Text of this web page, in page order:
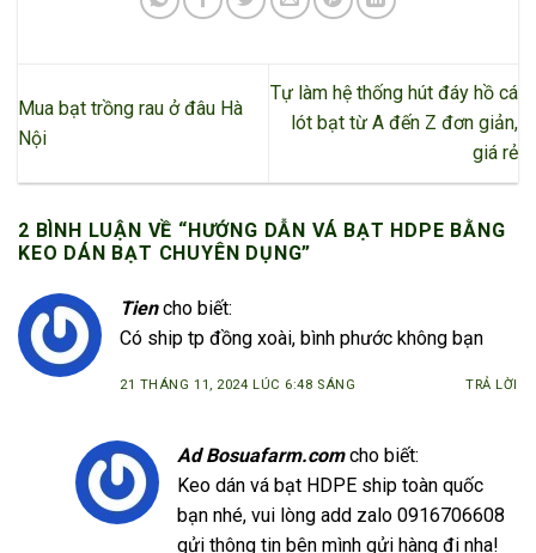
Mua bạt trồng rau ở đâu Hà
Nội
Tự làm hệ thống hút đáy hồ cá
lót bạt từ A đến Z đơn giản,
giá rẻ
2 BÌNH LUẬN VỀ “HƯỚNG DẪN VÁ BẠT HDPE BẰNG
KEO DÁN BẠT CHUYÊN DỤNG”
Tien cho biết:
Có ship tp đồng xoài, bình phước không bạn
21 THÁNG 11, 2024 LÚC 6:48 SÁNG TRẢ LỜI
Ad Bosuafarm.com cho biết:
Keo dán vá bạt HDPE ship toàn quốc
bạn nhé, vui lòng add zalo 0916706608
gửi thông tin bên mình gửi hàng đi nha!